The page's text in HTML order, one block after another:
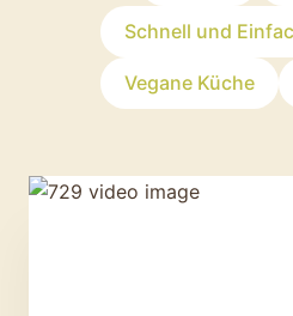
Schnell und
Vegane Küche